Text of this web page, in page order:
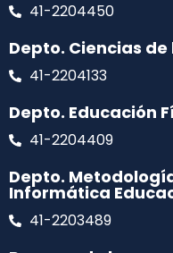
41-2204450
Depto. Ciencias de
41-2204133
Depto. Educación
41-2204409
Depto.
Informática
41-2203489